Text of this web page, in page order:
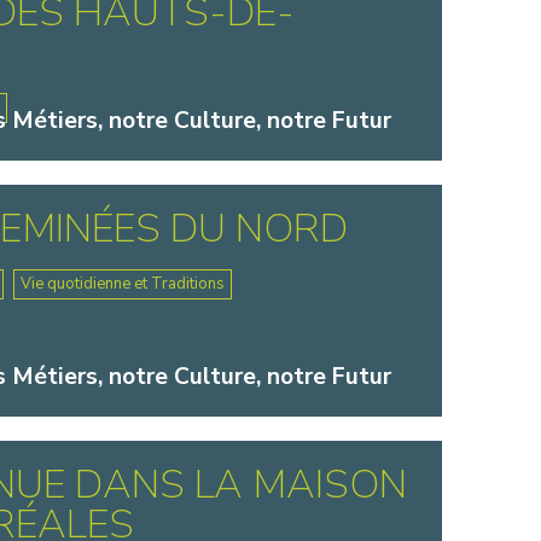
HAUTS-DE-
Métiers, notre Culture, notre Futur
DU NORD
Métiers, notre Culture, notre Futur
Vie quotidienne et Traditions
DANS LA MAISON